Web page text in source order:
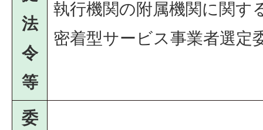
法
令
等
執行機関の附属機関に関す
密着型サービス事業者選定
委